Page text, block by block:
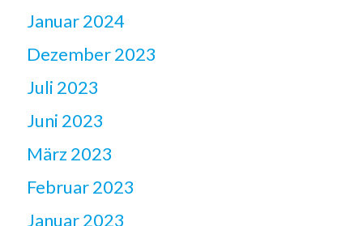
Januar 2024
Dezember 2023
Juli 2023
Juni 2023
März 2023
Februar 2023
Januar 2023